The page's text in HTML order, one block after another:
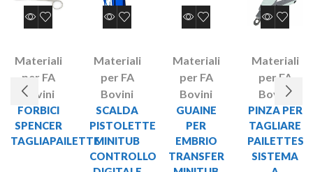
Materiali
per FA
Bovini
FORBICI
SPENCER
TAGLIAPAILETTE
Materiali
per FA
Bovini
SCALDA
PISTOLETTE
MINITUB
CONTROLLO
Materiali
per FA
Bovini
GUAINE
PER
EMBRIO
TRANSFER
Materiali
per FA
Bovini
PINZA PER
TAGLIARE
PAILETTES
SISTEMA